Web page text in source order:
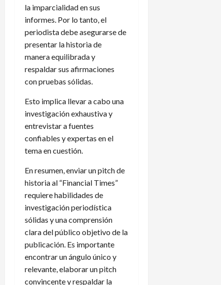
la imparcialidad en sus
informes. Por lo tanto, el
periodista debe asegurarse de
presentar la historia de
manera equilibrada y
respaldar sus afirmaciones
con pruebas sólidas.
Esto implica llevar a cabo una
investigación exhaustiva y
entrevistar a fuentes
confiables y expertas en el
tema en cuestión.
En resumen, enviar un pitch de
historia al “Financial Times”
requiere habilidades de
investigación periodística
sólidas y una comprensión
clara del público objetivo de la
publicación. Es importante
encontrar un ángulo único y
relevante, elaborar un pitch
convincente y respaldar la